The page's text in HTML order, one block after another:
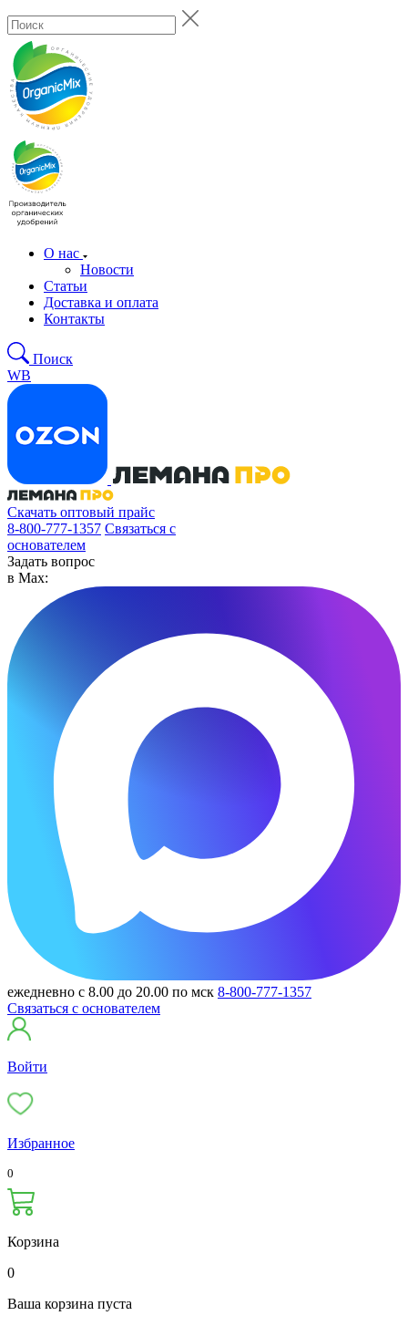
О нас
Новости
Статьи
Доставка и оплата
Контакты
Поиск
WB
Скачать оптовый прайс
8-800-777-1357 Связаться с
основателем
Задать вопрос
в Max:
ежедневно с 8.00 до 20.00 по мск 8-800-777-1357
Связаться с основателем
Войти
Избранное
0
Корзина
0
Ваша корзина пуста